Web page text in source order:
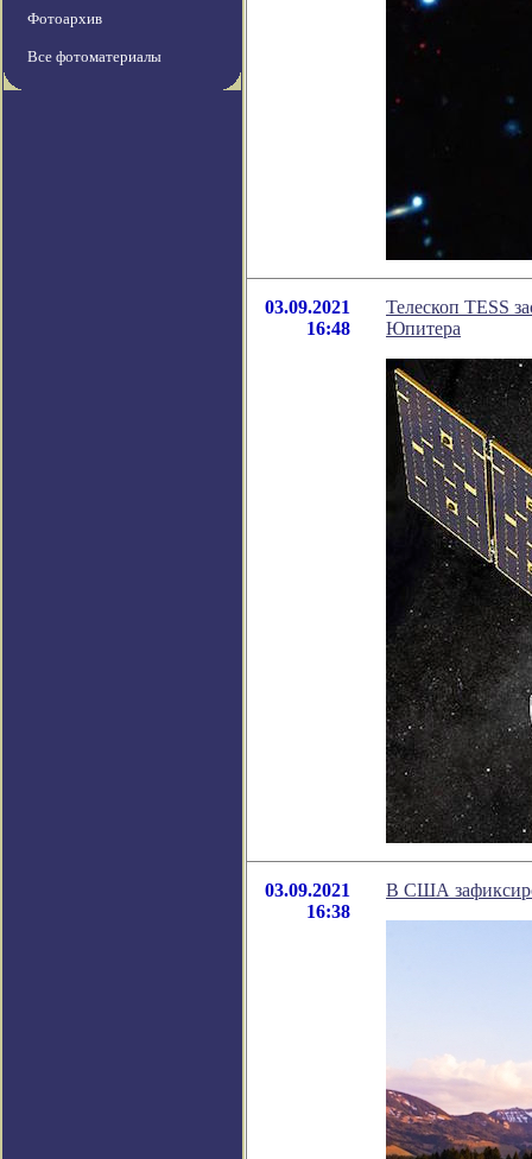
Фотоархив
Все фотоматериалы
03.09.2021
16:48
Телескоп TESS
Юпитера
03.09.2021
16:38
В США